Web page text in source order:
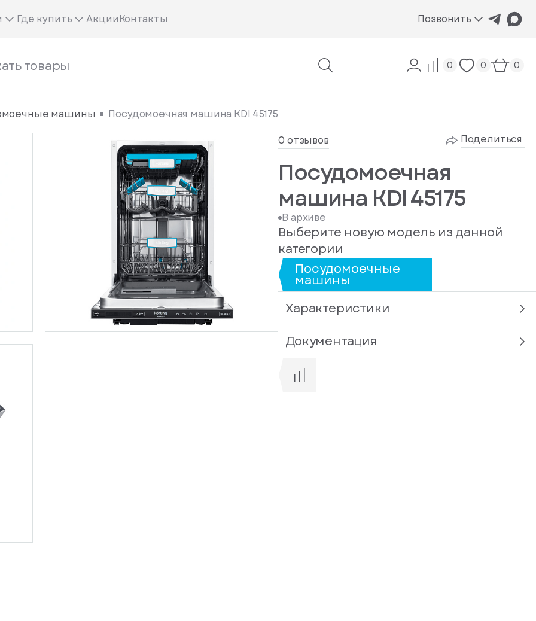
Где купить АкцииКонтакты Позвонить
0 0 0
машины
Посудомоечная машина KDI 45175
0 отзывов
Поделиться
Посудомоечная
машина KDI 45175
В архиве
Выберите новую модель из данной
категории
Посудомоечные
машины
Характеристики
Документация